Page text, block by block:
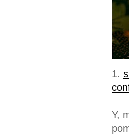
1.
Y,